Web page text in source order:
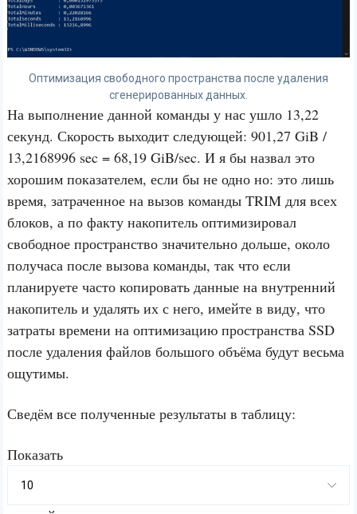
Оптимизация свободного пространства после удаления
сгенерированных данных.
На выполнение данной команды у нас ушло 13,22
секунд. Скорость выходит следующей: 901,27 GiB /
13,2168996 sec = 68,19 GiB/sec. И я бы назвал это
хорошим показателем, если бы не одно но: это лишь
время, затраченное на вызов команды TRIM для всех
блоков, а по факту накопитель оптимизировал
свободное пространство значительно дольше, около
получаса после вызова команды, так что если
планируете часто копировать данные на внутренний
накопитель и удалять их с него, имейте в виду, что
затраты времени на оптимизацию пространства SSD
после удаления файлов большого объёма будут весьма
ощутимы.
Сведём все полученные результаты в таблицу:
Показать